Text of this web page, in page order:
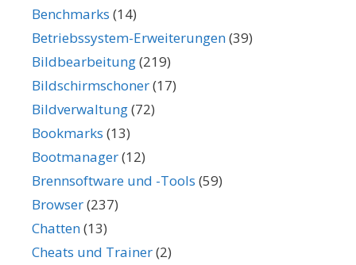
Benchmarks (14)
Betriebssystem-Erweiterungen(39)
Bildbearbeitung(219)
Bildschirmschoner(17)
Bildverwaltung(72)
Bookmarks (13)
Bootmanager(12)
Brennsoftware und -Tools (59)
Browser(237)
Chatten(13)
Cheats und Trainer(2)